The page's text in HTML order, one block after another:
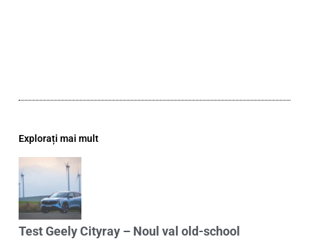
Explorați mai mult
Test Geely Cityray – Noul val old-school